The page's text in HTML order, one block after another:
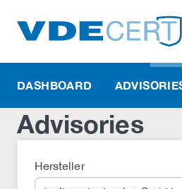
DASHBOARD
Advisories
Hersteller